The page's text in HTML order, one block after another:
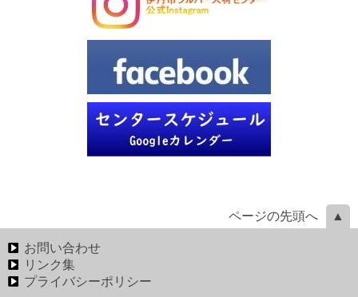
ページの先頭へ
お問い合わせ
リンク集
プライバシーポリシー